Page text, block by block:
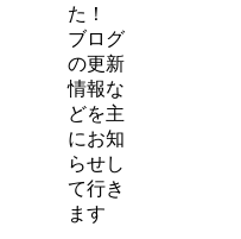
た！
ブログ
の更新
情報な
どを主
にお知
らせし
て行き
ます